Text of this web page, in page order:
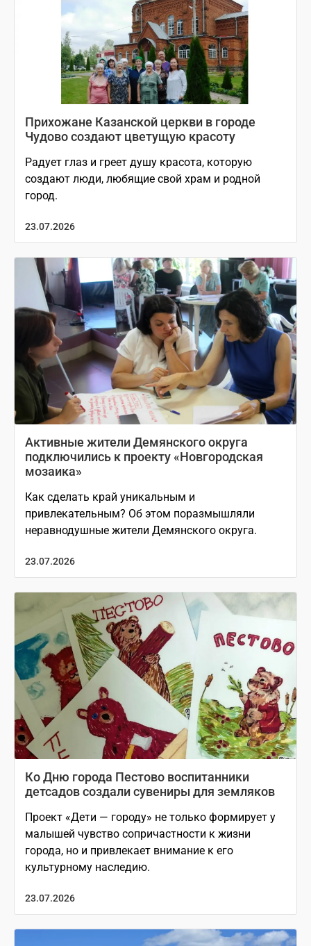
Прихожане Казанской церкви в городе
Чудово создают цветущую красоту
Радует глаз и греет душу красота, которую
создают люди, любящие свой храм и родной
город.
23.07.2026
Активные жители Демянского округа
подключились к проекту «Новгородская
мозаика»
Как сделать край уникальным и
привлекательным? Об этом поразмышляли
неравнодушные жители Демянского округа.
23.07.2026
Ко Дню города Пестово воспитанники
детсадов создали сувениры для земляков
Проект «Дети — городу» не только формирует у
малышей чувство сопричастности к жизни
города, но и привлекает внимание к его
культурному наследию.
23.07.2026